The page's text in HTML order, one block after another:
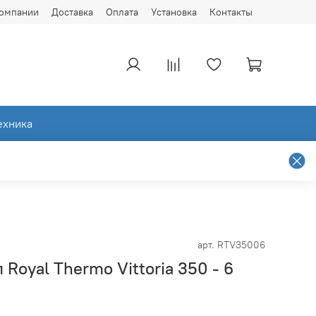
Доставка Оплата Установка Контакты
арт. RTV35006
Royal Thermo Vittoria 350 - 6